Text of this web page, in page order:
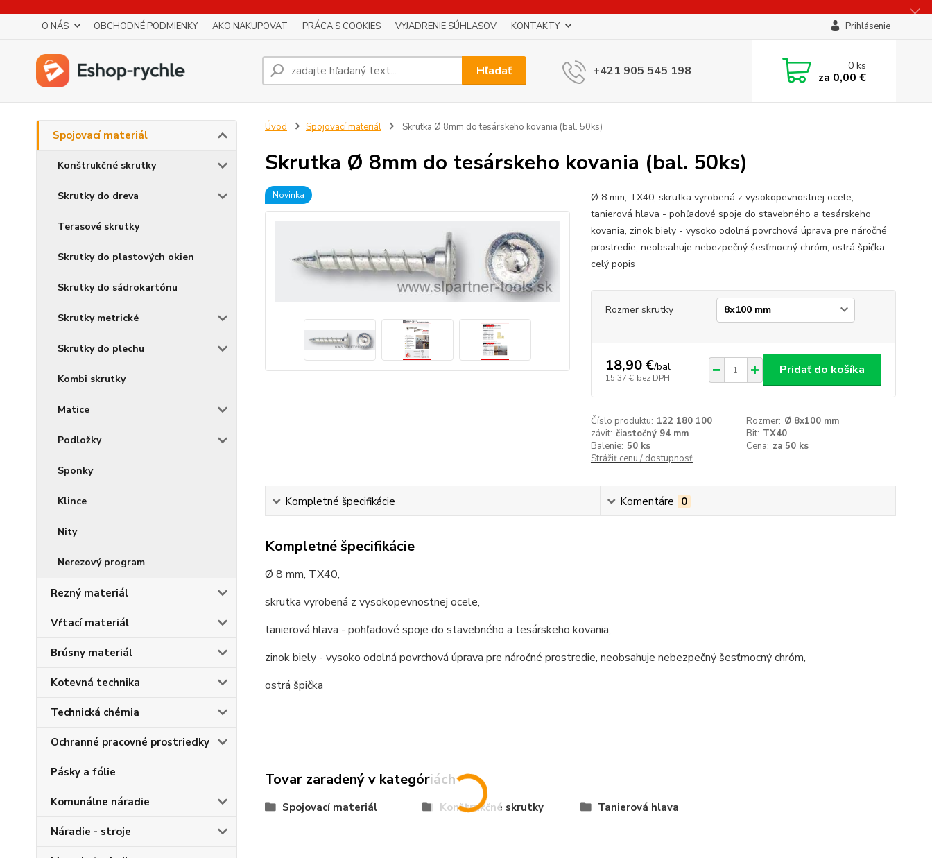
O NÁS OBCHODNÉ PODMIENKY AKO NAKUPOVAT PRÁCA S COOKIES VYJADRENIE SÚHLASOV KONTAKTY Prihlásenie
Hľadať +421 905 545 198 0ks
za 0,00 €
Spojovací materiál
Konštrukčné skrutky
Skrutky do dreva
Terasové skrutky
Skrutky do plastových okien
Skrutky do sádrokartónu
Skrutky metrické
Skrutky do plechu
Kombi skrutky
Matice
Podložky
Sponky
Klince
Nity
Nerezový program
Rezný materiál
Vŕtací materiál
Brúsny materiál
Kotevná technika
Technická chémia
Ochranné pracovné prostriedky
Pásky a fólie
Komunálne náradie
Náradie - stroje
Úvod Spojovací materiál Skrutka Ø 8mm do tesárskeho kovania (bal. 50ks)
Skrutka Ø 8mm do tesárskeho kovania (bal. 50ks)
Novinka
Ø 8 mm, TX40, skrutka vyrobená z vysokopevnostnej ocele,
tanierová hlava - pohľadové spoje do stavebného a tesárskeho
kovania, zinok biely - vysoko odolná povrchová úprava pre náročné
prostredie, neobsahuje nebezpečný šesťmocný chróm, ostrá špička
celý popis
Rozmer skrutky
18,90 €/bal
15,37 € bez DPH
Pridať do košíka
Číslo produktu: 122 180 100 Rozmer: Ø 8x100 mm
závit: čiastočný 94 mm Bit: TX40
Balenie: 50 ks Cena: za 50 ks
Strážiť cenu / dostupnosť
Kompletné špecifikácie Komentáre 0
Kompletné špecifikácie
Ø 8 mm, TX40,
skrutka vyrobená z vysokopevnostnej ocele,
tanierová hlava - pohľadové spoje do stavebného a tesárskeho kovania,
zinok biely - vysoko odolná povrchová úprava pre náročné prostredie, neobsahuje nebezpečný šesťmocný chróm,
ostrá špička
Tovar zaradený v kategóriách
Spojovací materiál Konštrukčné skrutky Tanierová hlava